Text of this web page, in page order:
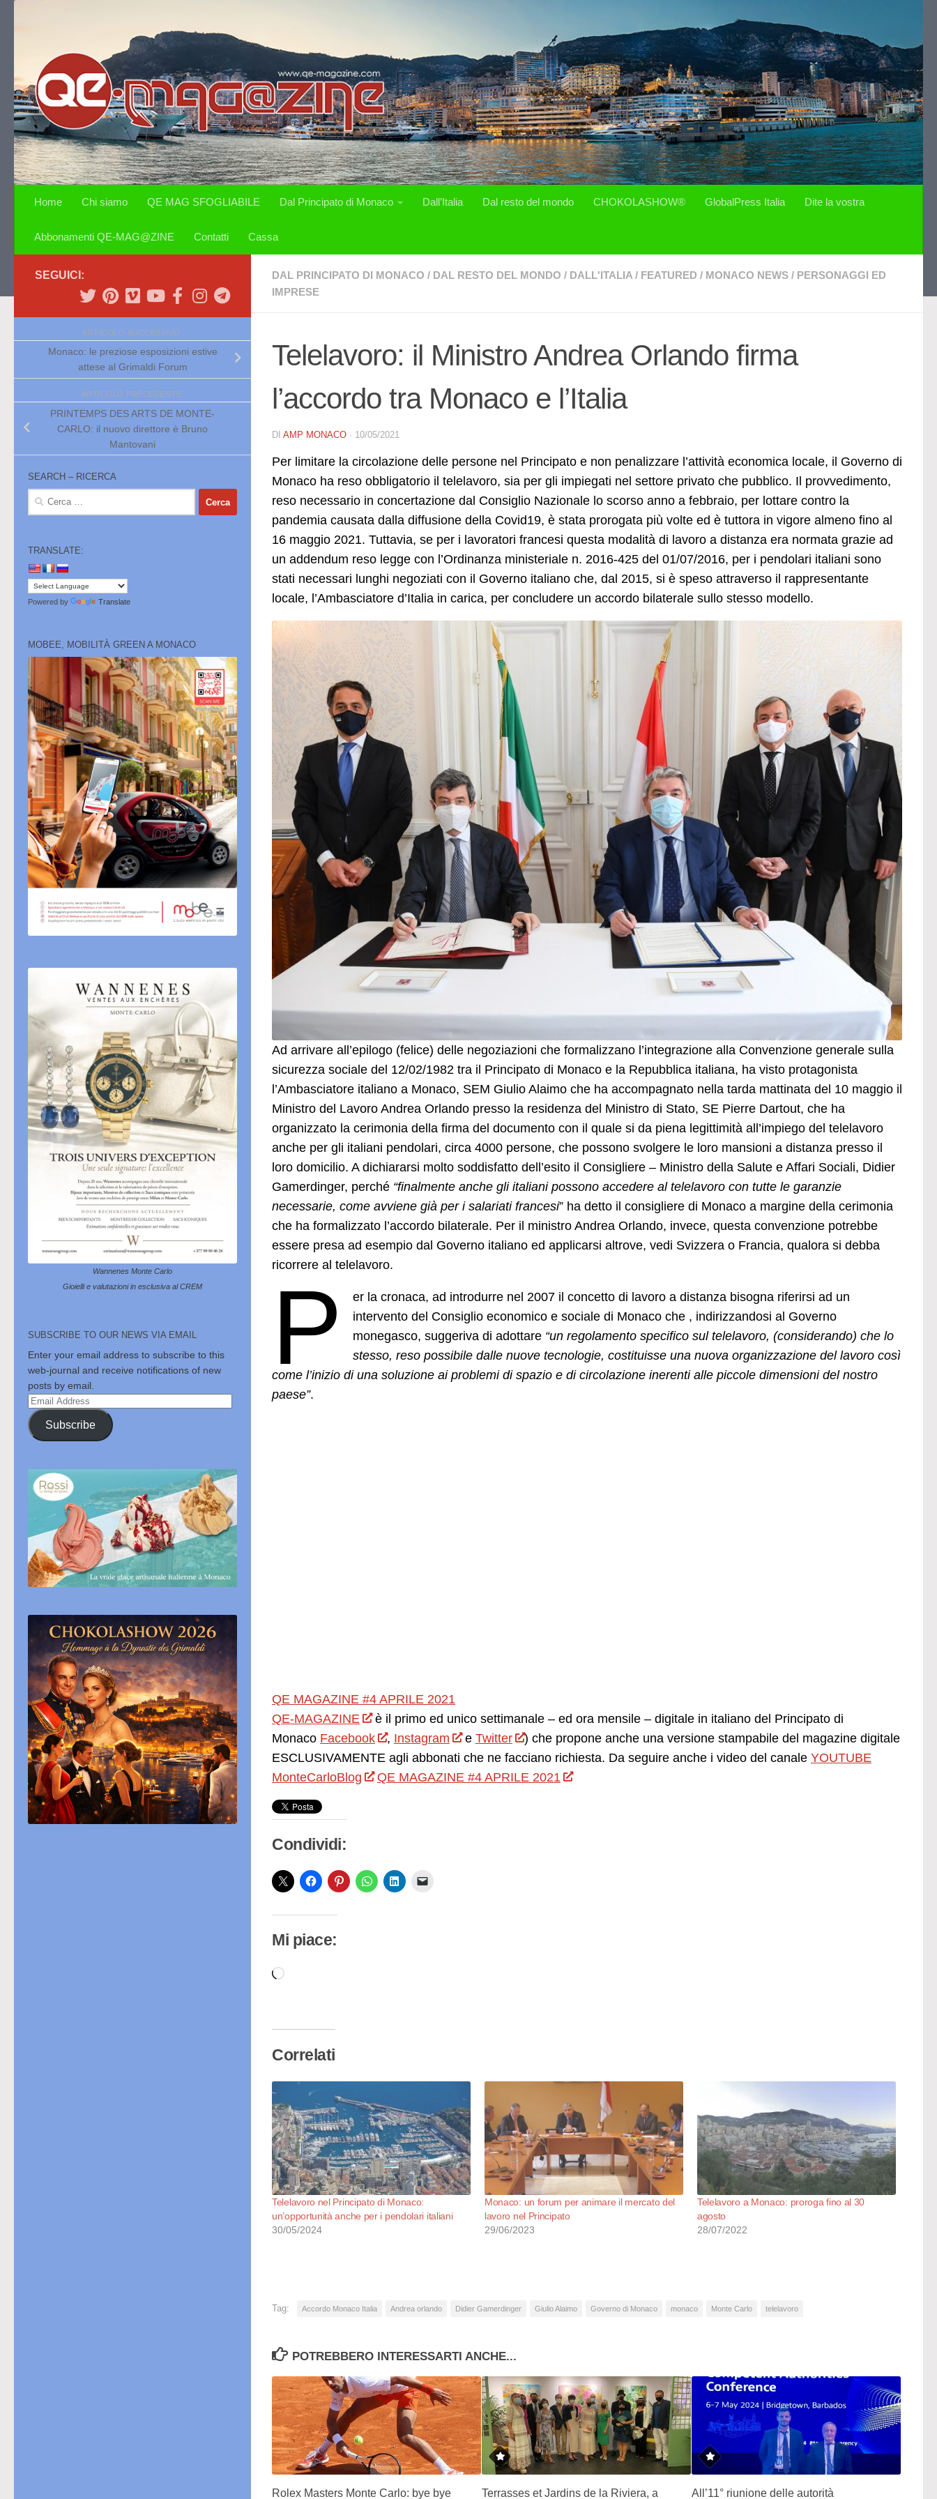
Home Chi siamo QE MAG SFOGLIABILE Dal Principato di Monaco Dall’Italia Dal resto del mondo CHOKOLASHOW® GlobalPress Italia Dite la vostra
Abbonamenti QE-MAG@ZINE Contatti Cassa
DAL PRINCIPATO DI MONACO / DAL RESTO DEL MONDO / DALL'ITALIA / FEATURED / MONACO NEWS / PERSONAGGI ED
IMPRESE
Telelavoro: il Ministro Andrea Orlando firma
l’accordo tra Monaco e l’Italia
DI AMP MONACO · 10/05/2021
Per limitare la circolazione delle persone nel Principato e non penalizzare l’attività economica locale, il Governo di
Monaco ha reso obbligatorio il telelavoro, sia per gli impiegati nel settore privato che pubblico. Il provvedimento,
reso necessario in concertazione dal Consiglio Nazionale lo scorso anno a febbraio, per lottare contro la
pandemia causata dalla diffusione della Covid19, è stata prorogata più volte ed è tuttora in vigore almeno fino al
16 maggio 2021. Tuttavia, se per i lavoratori francesi questa modalità di lavoro a distanza era normata grazie ad
un addendum reso legge con l’Ordinanza ministeriale n. 2016-425 del 01/07/2016, per i pendolari italiani sono
stati necessari lunghi negoziati con il Governo italiano che, dal 2015, si è speso attraverso il rappresentante
locale, l’Ambasciatore d’Italia in carica, per concludere un accordo bilaterale sullo stesso modello.
Ad arrivare all’epilogo (felice) delle negoziazioni che formalizzano l’integrazione alla Convenzione generale sulla
sicurezza sociale del 12/02/1982 tra il Principato di Monaco e la Repubblica italiana, ha visto protagonista
l’Ambasciatore italiano a Monaco, SEM Giulio Alaimo che ha accompagnato nella tarda mattinata del 10 maggio il
Ministro del Lavoro Andrea Orlando presso la residenza del Ministro di Stato, SE Pierre Dartout, che ha
organizzato la cerimonia della firma del documento con il quale si da piena legittimità all’impiego del telelavoro
anche per gli italiani pendolari, circa 4000 persone, che possono svolgere le loro mansioni a distanza presso il
loro domicilio. A dichiararsi molto soddisfatto dell’esito il Consigliere – Ministro della Salute e Affari Sociali, Didier
Gamerdinger, perché “finalmente anche gli italiani possono accedere al telelavoro con tutte le garanzie
necessarie, come avviene già per i salariati francesi” ha detto il consigliere di Monaco a margine della cerimonia
che ha formalizzato l’accordo bilaterale. Per il ministro Andrea Orlando, invece, questa convenzione potrebbe
essere presa ad esempio dal Governo italiano ed applicarsi altrove, vedi Svizzera o Francia, qualora si debba
ricorrere al telelavoro.
P
er la cronaca, ad introdurre nel 2007 il concetto di lavoro a distanza bisogna riferirsi ad un
intervento del Consiglio economico e sociale di Monaco che , indirizzandosi al Governo
monegasco, suggeriva di adottare “un regolamento specifico sul telelavoro, (considerando) che lo
stesso, reso possibile dalle nuove tecnologie, costituisse una nuova organizzazione del lavoro così
come l’inizio di una soluzione ai problemi di spazio e di circolazione inerenti alle piccole dimensioni del nostro
paese”.
QE MAGAZINE #4 APRILE 2021
QE-MAGAZINE
è il primo ed unico settimanale – ed ora mensile – digitale in italiano del Principato di
Monaco Facebook , Instagram e Twitter
) che propone anche una versione stampabile del magazine digitale
ESCLUSIVAMENTE agli abbonati che ne facciano richiesta. Da seguire anche i video del canale YOUTUBE
MonteCarloBlog
QE MAGAZINE #4 APRILE 2021
Condividi:
Mi piace:
Caricamento
Correlati
Telelavoro nel Principato di Monaco:
un’opportunità anche per i pendolari italiani
30/05/2024
Monaco: un forum per animare il mercato del
lavoro nel Principato
29/06/2023
Telelavoro a Monaco: proroga fino al 30
agosto
28/07/2022
Tag: Accordo Monaco Italia Andrea orlando Didier Gamerdinger Giulio Alaimo Governo di Monaco monaco Monte Carlo telelavoro
POTREBBERO INTERESSARTI ANCHE...
Rolex Masters Monte Carlo: bye bye Terrasses et Jardins de la Riviera, a All’11° riunione delle autorità
SEGUICI:
ARTICOLO SUCCESSIVO
Monaco: le preziose esposizioni estive
attese al Grimaldi Forum
ARTICOLO PRECEDENTE
PRINTEMPS DES ARTS DE MONTE-
CARLO: il nuovo direttore è Bruno
Mantovani
SEARCH – RICERCA
Ricerca
TRANSLATE:
Powered by Translate
MOBEE, MOBILITÀ GREEN A MONACO
Wannenes Monte Carlo
Gioielli e valutazioni in esclusiva al CREM
SUBSCRIBE TO OUR NEWS VIA EMAIL
Enter your email address to subscribe to this
web-journal and receive notifications of new
posts by email.
Email
Address
Subscribe